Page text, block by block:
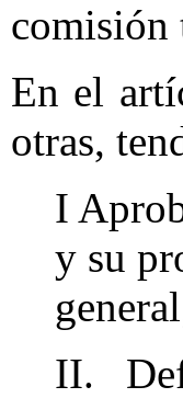
comisión
En el
otras,
I
y su
II.